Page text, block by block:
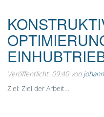
Veröffentlicht: 09:40von
Ziel: Ziel der Arbeit…